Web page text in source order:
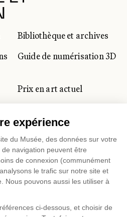
Bibliothèque et archives
Guide de numérisation 3D
Prix en art actuel
Activités corporatives
professionnels du